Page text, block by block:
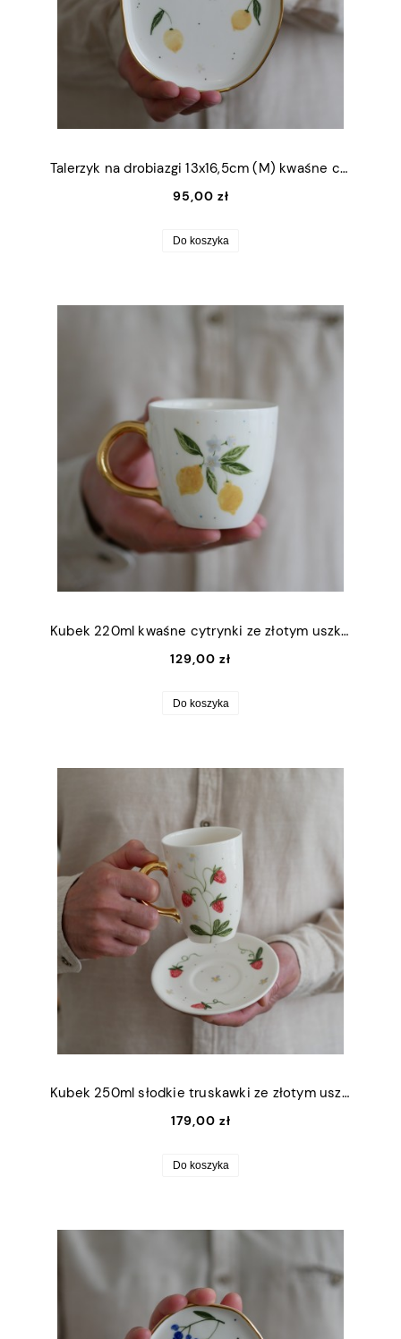
Talerzyk na drobiazgi 13x16,5cm (M) kwaśne cytrynki ze złotym rantem
95,00 zł
Do koszyka
Kubek 220ml kwaśne cytrynki ze złotym uszkiem
129,00 zł
Do koszyka
Kubek 250ml słodkie truskawki ze złotym uszkiem + talerzyk 12,5cm
179,00 zł
Do koszyka